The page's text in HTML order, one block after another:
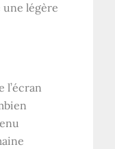
une légère
l’écran